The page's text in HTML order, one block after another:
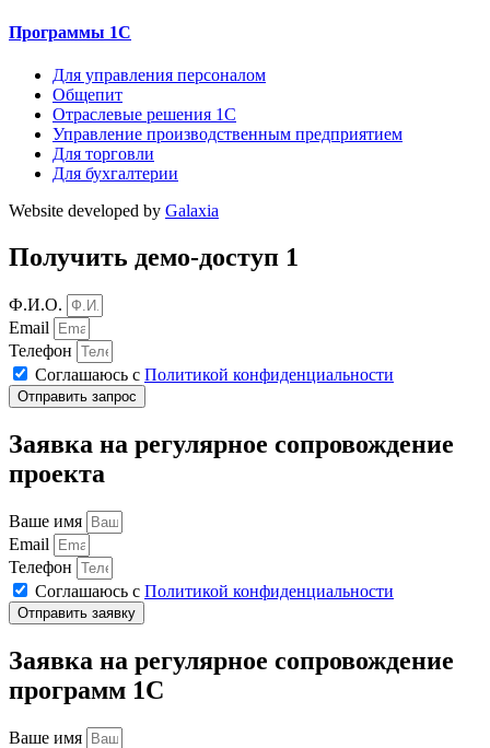
Программы 1С
Для управления персоналом
Общепит
Отраслевые решения 1С
Управление производственным предприятием
Для торговли
Для бухгалтерии
Website developed by Galaxia
Получить демо-доступ 1
Ф.И.О.
Email
Телефон
Соглашаюсь с Политикой конфиденциальности
Отправить запрос
Заявка на регулярное сопровождение
проекта
Ваше имя
Email
Телефон
Соглашаюсь с Политикой конфиденциальности
Отправить заявку
Заявка на регулярное сопровождение
программ 1С
Ваше имя